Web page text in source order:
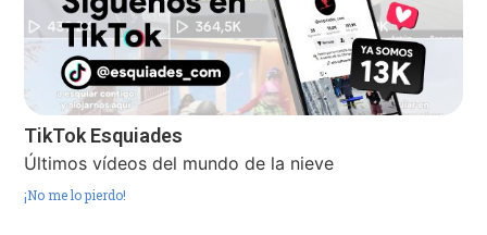
TikTok Esquiades
Últimos vídeos del mundo de la nieve
¡No me lo pierdo!